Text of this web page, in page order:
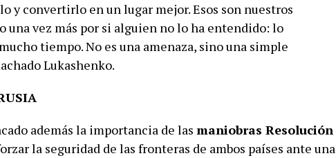
y convertirlo en un lugar mejor. Esos son nuestros
una vez más por si alguien no lo ha entendido: lo
tiempo. No es una amenaza, sino una simple
Lukashenko.
además la importancia de las maniobras Resolución
la seguridad de las fronteras de ambos países ante una